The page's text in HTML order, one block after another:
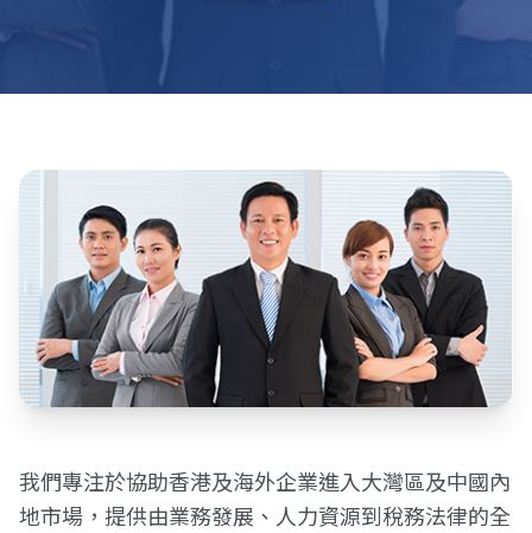
我們專注於協助香港及海外企業進入大灣區及中國內
地市場，提供由業務發展、人力資源到稅務法律的全